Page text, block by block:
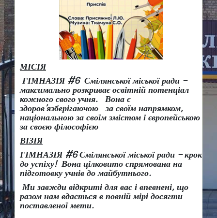
МІСІЯ
ГІМНАЗІЯ #6 Смілянської міської ради –
максимально розкриває освітній потенціал
кожного свого учня.
Вона є
здоров’язберігаючою за своїм напрямком,
національною за своїм змістом і європейською
за своєю філософією
ВІЗІЯ
ГІМНАЗІЯ #6 Смілянської міської ради – крок
до успіху! Вона цілковито спрямована на
підготовку учнів до майбутнього.
Ми завжди відкриті для вас і впевнені, що
разом нам вдасться в повній мірі досягти
поставленої мети.